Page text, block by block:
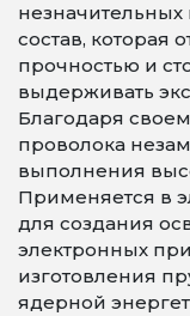
состав, которая
прочностью и
выдерживать
Благодаря
проволока
выполнения
Применяется в
для создания
электронных
изготовления
ядерной